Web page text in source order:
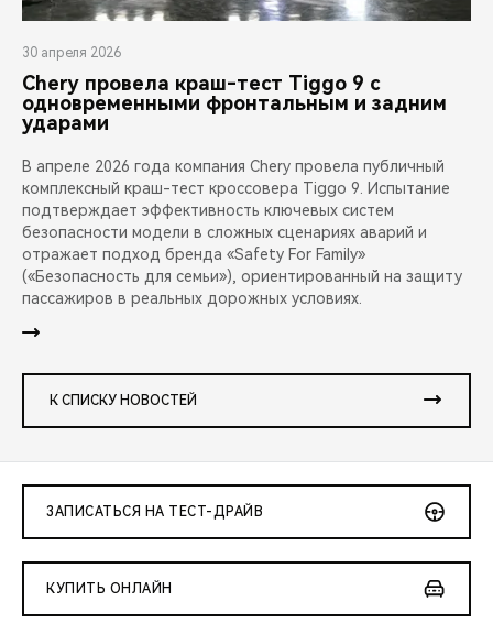
30 апреля 2026
Chery провела краш-тест Tiggo 9 с
одновременными фронтальным и задним
ударами
В апреле 2026 года компания Chery провела публичный
комплексный краш-тест кроссовера Tiggo 9. Испытание
подтверждает эффективность ключевых систем
безопасности модели в сложных сценариях аварий и
отражает подход бренда «Safety For Family»
(«Безопасность для семьи»), ориентированный на защиту
пассажиров в реальных дорожных условиях.
К СПИСКУ НОВОСТЕЙ
ЗАПИСАТЬСЯ НА ТЕСТ-ДРАЙВ
КУПИТЬ ОНЛАЙН